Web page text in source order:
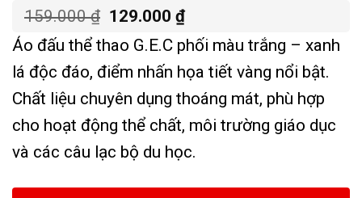
159.000₫ Giá
là:
159.000 ₫.
129.000₫Giá
tại
là:
129.000 ₫.
Áo đấu thể thao G.E.C phối màu trắng – xanh
lá độc đáo, điểm nhấn họa tiết vàng nổi bật.
Chất liệu chuyên dụng thoáng mát, phù hợp
cho hoạt động thể chất, môi trường giáo dục
và các câu lạc bộ du học.